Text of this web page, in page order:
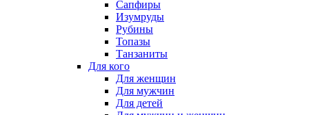
Сапфиры
Изумруды
Рубины
Топазы
Танзаниты
Для кого
Для женщин
Для мужчин
Для детей